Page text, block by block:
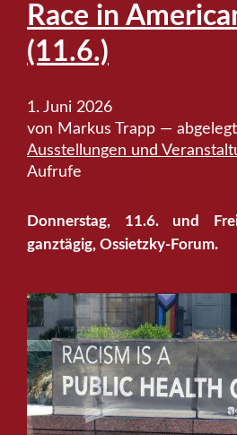
Race in
(11.6.)
1. Juni 2026
von Markus Trapp —
Ausstellungen und
Aufrufe
Donnerstag, 11.6. und
ganztägig, Ossietzky-Forum.